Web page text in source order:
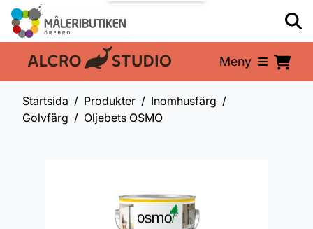
En del av: Meny
Startsida Produkter
Inomhusfärg
Golvfärg
Oljebets OSMO